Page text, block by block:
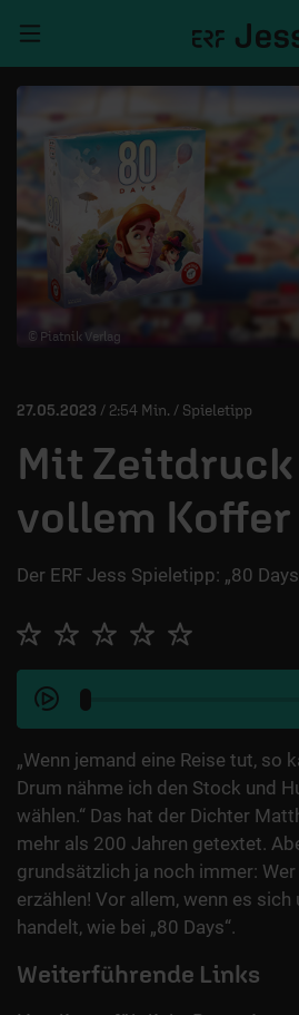
REPORTAGE
RADIO
DEINE APP
MITMACHEN
ÜBER UNS
© Piatnik Verlag
27.05.2023 / 2:54 Min. / Spieletipp
Mit
vollem Koffer
Der ERF Jess Spieletipp: „80
„Wenn jemand eine Reise tut, so
Drum nähme ich den Stock und
wählen.“ Das hat der Dichter
mehr als 200 Jahren getextet.
grundsätzlich ja noch immer:
erzählen! Vor allem, wenn es sich
handelt, wie bei „80 Days“.
Weiterführende Links